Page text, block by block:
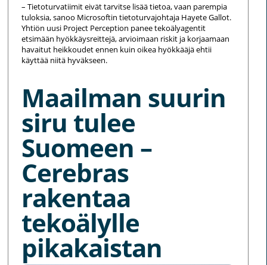
– Tietoturvatiimit eivät tarvitse lisää tietoa, vaan parempia
tuloksia, sanoo Microsoftin tietoturvajohtaja Hayete Gallot.
Yhtiön uusi Project Perception panee tekoälyagentit
etsimään hyökkäysreittejä, arvioimaan riskit ja korjaamaan
havaitut heikkoudet ennen kuin oikea hyökkääjä ehtii
käyttää niitä hyväkseen.
Maailman suurin
siru tulee
Suomeen –
Cerebras
rakentaa
tekoälylle
pikakaistan